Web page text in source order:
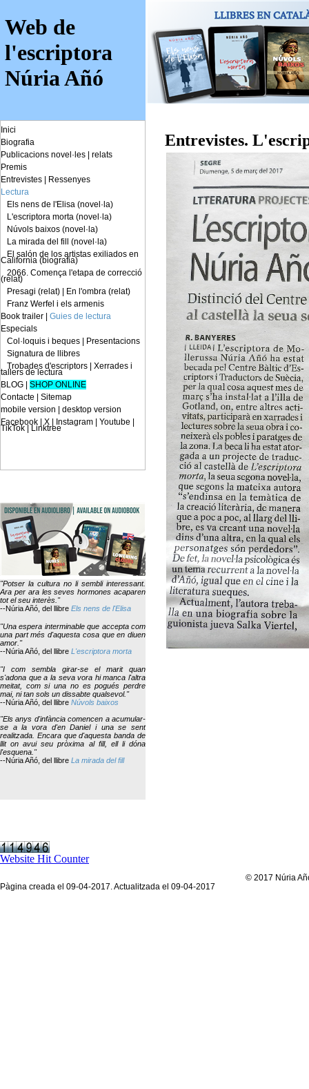
Pàgina creada el 09-04-2017. Actualitzada el 09-04-2017
© 2017 Núria
Website Hit Counter
Web de
l'escriptora
Núria Añó
Entrevistes.
Inici
Biografia
Publicacions novel·les
relats
Premis
Entrevistes
Ressenyes
Lectura
Els nens de l'Elisa (novel·la)
L'escriptora morta (novel·la)
Núvols baixos (novel·la)
La mirada del fill (novel·la)
El salón de los artistas exiliados en
California (biografia)
2066. Comença l'etapa de correcció
(relat)
Presagi (relat)
En l'ombra (relat)
Franz Werfel i els armenis
Book trailer
Guies de lectura
Especials
Col·loquis i beques
Presentacions
Signatura de llibres
Trobades d'escriptors
Xerrades i
tallers de lectura
BLOG
SHOP ONLINE
Contacte
Sitemap
mobile version
desktop version
Facebook | X | Instagram | Youtube |
TikTok | Linktree
"Potser la cultura no li sembli interessant.
Ara per ara les seves hormones acaparen
tot el seu interès."
--Núria Añó, del llibre Els nens de l'Elisa
"Una espera interminable que accepta com
una part més d'aquesta cosa que en diuen
amor."
--Núria Añó, del llibre L'escriptora morta
"I com sembla girar-se el marit quan
s'adona que a la seva vora hi manca l'altra
meitat, com si una no es pogués perdre
mai, ni tan sols un dissabte qualsevol."
--Núria Añó, del llibre Núvols baixos
"Els anys d'infància comencen a acumular-
se a la vora d'en Daniel i una se sent
realitzada. Encara que d'aquesta banda de
llit on avui seu pròxima al fill, ell li dóna
l'esquena."
--Núria Añó, del llibre La mirada del fill